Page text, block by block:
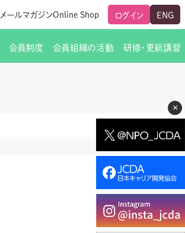
×
メールマガジンOnline Shop ログイン ENG
人生すごろく金の糸
会員制度 会員組織の活動
研究会・啓発交流会の活動報告
研修・更新講習
必要書類ダウンロード（ピアトレ）